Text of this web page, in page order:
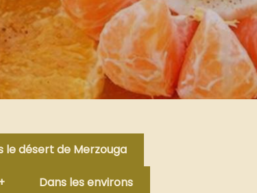
le désert de Merzouga
Dans les environs